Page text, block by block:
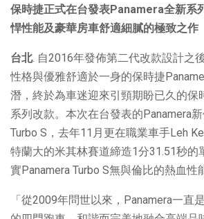
保時捷正式在台發表Panamera全新系
悍性能及豪華房車舒適細膩的極致之作
台北. 自2016年發佈第二代改款設計之
性格與優雅舒適於一身的保時捷
潛，終於為車迷迎來引頸期盼已久的保
系列改款。本次在台發表的Panamera
Turbo S，去年11月更在職業車手Leh
特蘭大的米其林賽道締造1分31.51秒的
實Panamera Turbo S無與倫比的熱血性
「從2009年問世以來，Panamera一直